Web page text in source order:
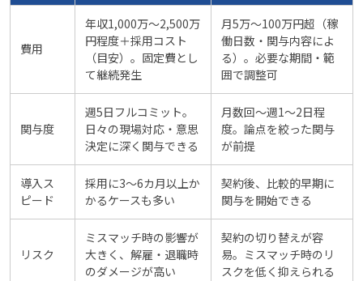
費用
年収1,000万〜2,500万
円程度＋採用コスト
（目安）。固定費とし
て継続発生
月5万〜100万円超（稼
働日数・関与内容によ
る）。必要な期間・範
囲で調整可
関与度
週5日フルコミット。
日々の現場対応・意思
決定に深く関与できる
月数回〜週1〜2日程
度。論点を絞った関与
が前提
導入ス
ピード
採用に3〜6カ月以上か
かるケースも多い
契約後、比較的早期に
関与を開始できる
リスク
ミスマッチ時の影響が
大きく、解雇・退職時
のダメージが高い
契約の切り替えが容
易。ミスマッチ時のリ
スクを低く抑えられる